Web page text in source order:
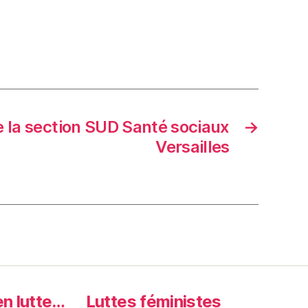
→
la section SUD Santé sociaux
Versailles
lutte… Luttes féministes